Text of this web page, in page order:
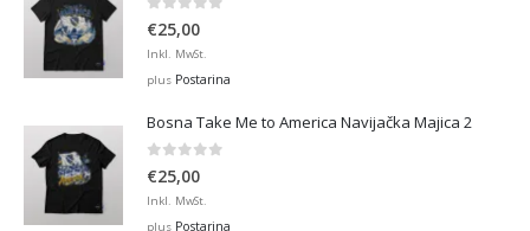
€25,00
Inkl. MwSt.
plus Postarina
Bosna Take Me to America Navijačka Majica 2
0 out of 5
€25,00
Inkl. MwSt.
plus Postarina